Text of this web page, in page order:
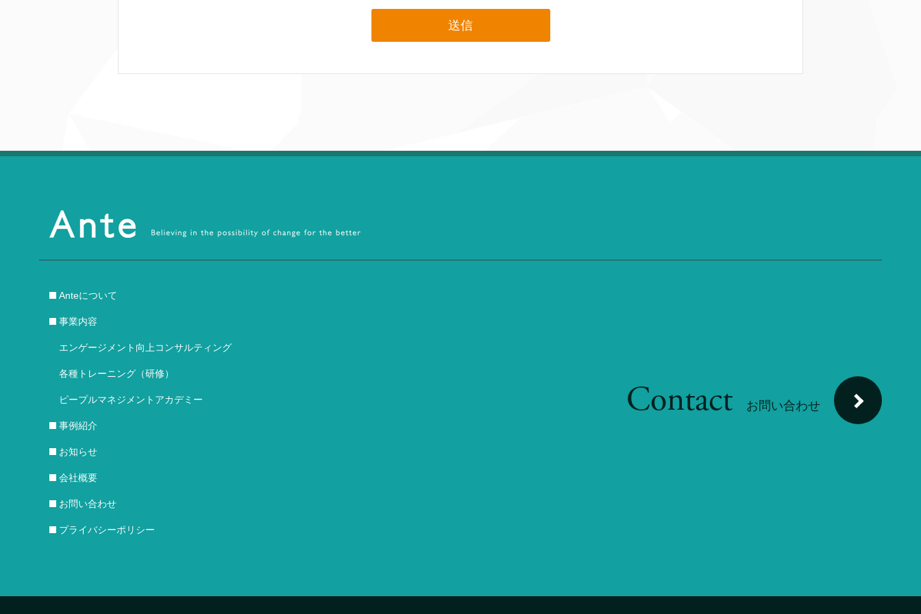
Anteについて
事業内容
エンゲージメント向上コンサルティング
各種トレーニング（研修）
ピープルマネジメントアカデミー
事例紹介
お知らせ
会社概要
お問い合わせ
プライバシーポリシー
Contact お問い合わせ